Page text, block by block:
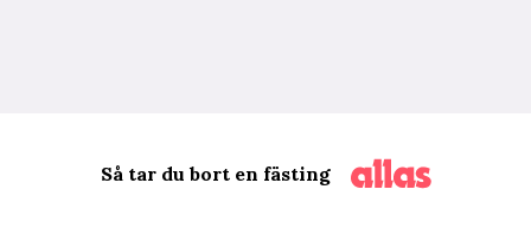
Så tar du bort en fästing